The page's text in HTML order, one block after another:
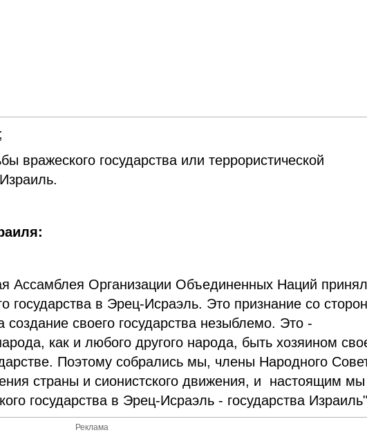
вражеского государства или террористической
Ассамблея Организации Объединенных Наций
государства в Эрец-Исраэль. Это признание со
своего государства незыблемо. Это -
как и любого другого народа, быть хозяином
Поэтому собрались мы, члены Народного
страны и сионистского движения, и настоящим мы
государства в Эрец-Исраэль - государства
Реклама